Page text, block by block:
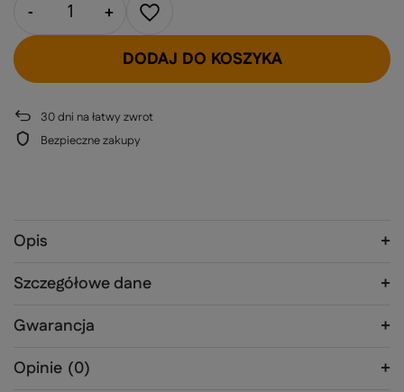
- +
DODAJ DO KOSZYKA
30dni na łatwy zwrot
Bezpieczne zakupy
Opis
Szczegółowe dane
Gwarancja
Opinie (0)